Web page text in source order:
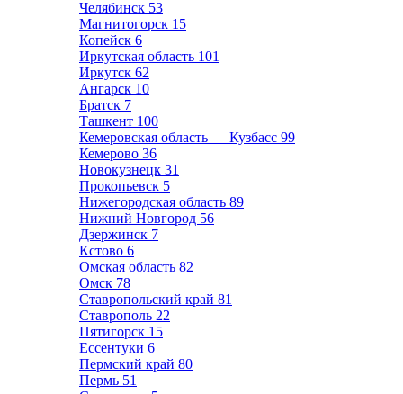
Челябинск 53
Магнитогорск 15
Копейск 6
Иркутская область 101
Иркутск 62
Ангарск 10
Братск 7
Ташкент 100
Кемеровская область — Кузбасс 99
Кемерово 36
Новокузнецк 31
Прокопьевск 5
Нижегородская область 89
Нижний Новгород 56
Дзержинск 7
Кстово 6
Омская область 82
Омск 78
Ставропольский край 81
Ставрополь 22
Пятигорск 15
Ессентуки 6
Пермский край 80
Пермь 51